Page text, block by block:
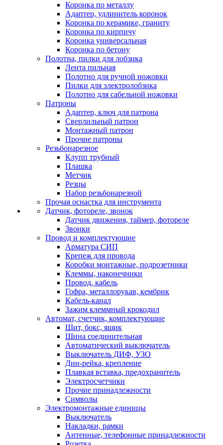
Коронка по металлу
Адаптер, удлинитель коронок
Коронка по керамике, граниту
Коронка по кирпичу
Коронка универсальная
Коронка по бетону
Полотна, пилки для лобзика
Лента пильная
Полотно для ручной ножовки
Пилки для электролобзика
Полотно для сабельной ножовки
Патроны
Адаптер, ключ для патрона
Сверлильный патрон
Монтажный патрон
Прочие патроны
Резьбонарезное
Клупп трубный
Плашка
Метчик
Резцы
Набор резьбонарезной
Прочая оснастка для инструмента
Датчик, фотореле, звонок
Датчик движения, таймер, фотореле
Звонки
Провод и комплектующие
Арматура СИП
Крепеж для провода
Коробки монтажные, подрозетники
Клеммы, наконечники
Провод, кабель
Гофра, металлорукав, кембрик
Кабель-канал
Зажим клеммный крокодил
Автомат, счетчик, комплектующие
Щит, бокс, ящик
Шина соединительная
Автоматический выключатель
Выключатель ДИФ, УЗО
Дин-рейка, крепление
Плавкая вставка, предохранитель
Электросчетчики
Прочие принадлежности
Символы
Электромонтажные единицы
Выключатель
Накладки, рамки
Антенные, телефонные принадлежности